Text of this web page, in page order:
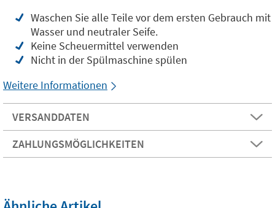
Waschen Sie alle Teile vor dem ersten Gebrauch mit
Wasser und neutraler Seife.
Keine Scheuermittel verwenden
Nicht in der Spülmaschine spülen
Weitere Informationen
VERSANDDATEN
ZAHLUNGSMÖGLICHKEITEN